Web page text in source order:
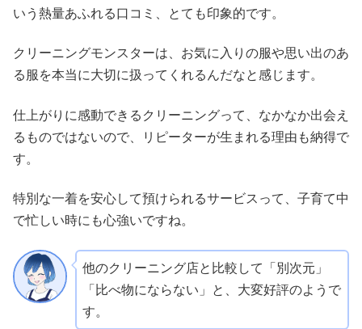
いう熱量あふれる口コミ、とても印象的です。
クリーニングモンスターは、お気に入りの服や思い出のあ
る服を本当に大切に扱ってくれるんだなと感じます。
仕上がりに感動できるクリーニングって、なかなか出会え
るものではないので、リピーターが生まれる理由も納得で
す。
特別な一着を安心して預けられるサービスって、子育て中
で忙しい時にも心強いですね。
他のクリーニング店と比較して「別次元」
「比べ物にならない」と、大変好評のようで
す。